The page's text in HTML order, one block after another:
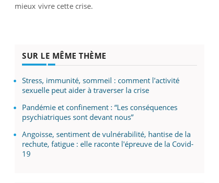
mieux vivre cette crise.
SUR LE MÊME THÈME
Stress, immunité, sommeil : comment l'activité
sexuelle peut aider à traverser la crise
Pandémie et confinement : “Les conséquences
psychiatriques sont devant nous”
Angoisse, sentiment de vulnérabilité, hantise de la
rechute, fatigue : elle raconte l'épreuve de la Covid-
19